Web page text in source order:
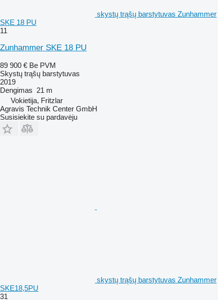
skystų trąšų barstytuvas Zunhammer
SKE 18 PU
11
Zunhammer SKE 18 PU
89 900 € Be PVM
Skystų trąšų barstytuvas
2019
Dengimas 21 m
Vokietija, Fritzlar
Agravis Technik Center GmbH
Susisiekite su pardavėju
skystų trąšų barstytuvas Zunhammer
SKE18,5PU
31